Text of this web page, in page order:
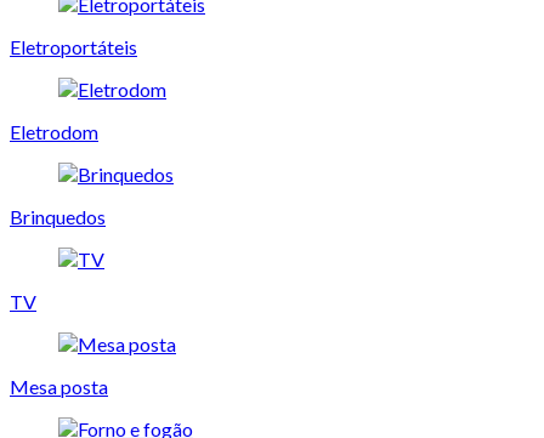
Eletroportáteis
Eletrodom
Brinquedos
TV
Mesa posta